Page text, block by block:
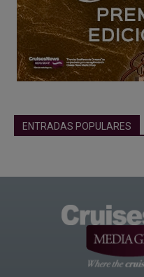
ENTRADAS POPULARES